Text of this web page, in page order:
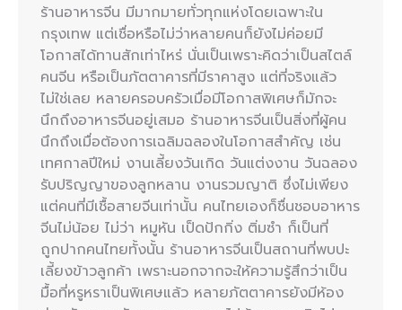
ร้านอาหารจีน มีมากมายทั่วทุกแห่งโดยเฉพาะใน
กรุงเทพ แต่เชื่อหรือไม่ว่าหลายคนก็ยังไม่ค่อยมี
โอกาสได้ทานสักเท่าไหร่ นั่นเป็นเพราะคิดว่าเป็นสไตล์
คนจีน หรือเป็นภัตตาคารที่มีราคาสูง แต่ที่จริงแล้ว
ไม่ใช่เลย หลายครอบครัวเมื่อมีโอกาสพิเศษก็มักจะ
นึกถึงอาหารจีนอยู่เสมอ ร้านอาหารจีนเป็นสิ่งที่ผู้คน
นึกถึงเมื่อต้องการเฉลิมฉลองในโอกาสสำคัญ เช่น
เทศกาลปีใหม่ งานเลี้ยงวันเกิด วันแต่งงาน วันฉลอง
รับปริญญาของลูกหลาน งานรวมญาติ ซึ่งไม่เพียง
แต่คนที่มีเชื้อสายจีนเท่านั้น คนไทยเองก็ชื่นชอบอาหาร
จีนไม่น้อย ไม่ว่า หมูหัน เป็ดปักกิ่ง ติ่มซำ ก็เป็นที่
ถูกปากคนไทยทั้งนั้น ร้านอาหารจีนเป็นสถานที่พบปะ
เลี้ยงข้าวลูกค้า เพราะนอกจากจะให้ความรู้สึกว่าเป็น
มื้อที่หรูหราเป็นพิเศษแล้ว หลายภัตตาคารยังมีห้อง